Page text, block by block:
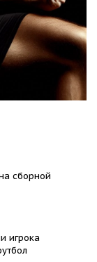
сборной
игрока